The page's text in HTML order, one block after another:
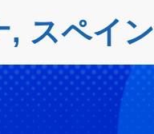
, スペイン